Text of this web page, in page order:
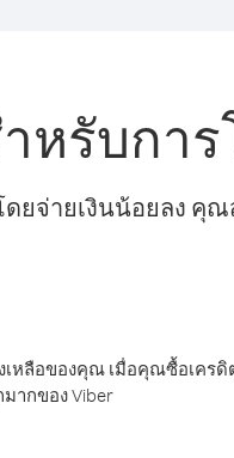
หรับกา
ยจ่ายเงินน้อยลง คุ
เหลือของคุณ เมื่อคุณซื้อเค
ากของ Viber